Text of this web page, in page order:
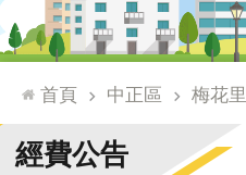
台
通
臺
北
首頁 中正區 梅花里
經費公告